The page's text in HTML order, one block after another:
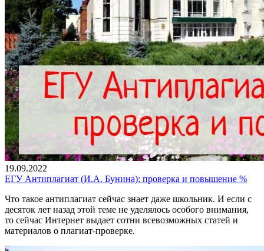
19.09.2022
ЕГУ Антиплагиат (И.А. Бунина): проверка и повышение %
Что такое антиплагиат сейчас знает даже школьник. И если с
десяток лет назад этой теме не уделялось особого внимания,
то сейчас Интернет выдает сотни всевозможных статей и
материалов о плагиат-проверке.